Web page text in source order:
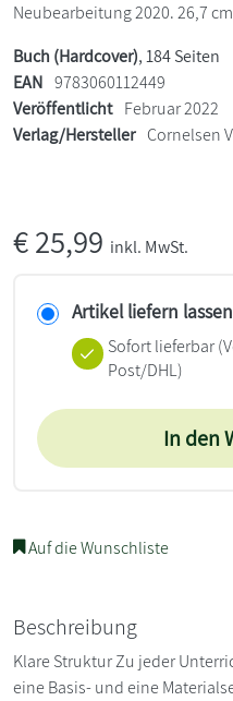
Neubearbeitung 2020. 26,7
Buch (Hardcover), 184 Seiten
EAN 9783060112449
Veröffentlicht Februar 2022
Verlag/Hersteller Cornelsen
€25,99 inkl. MwSt.
Artikel liefern lassen
Sofort lieferbar
Post/DHL)
In den
Auf die Wunschliste
Beschreibung
Klare Struktur Zu jeder
eine Basis- und eine